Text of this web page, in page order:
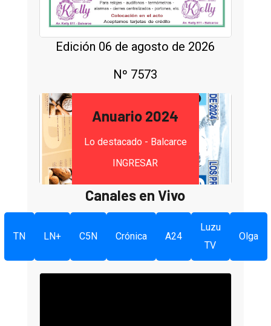
Edición 06 de agosto de 2026
Nº 7573
Anuario 2024
Lo destacado - Balcarce
INGRESAR
Canales en Vivo
TN LN+ C5N Crónica A24
Luzu
TV
Olga